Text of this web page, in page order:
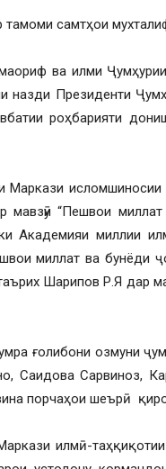
самтҳои
ва илми
назди Президенти
роҳбарияти
Маркази
“Пешвои
Академияи миллии
миллат ва бунёди
Шарипов Р.Я дар
ғолибони озмуни
Саидова Сарвиноз,
порчаҳои шеърӣ
илмӣ-